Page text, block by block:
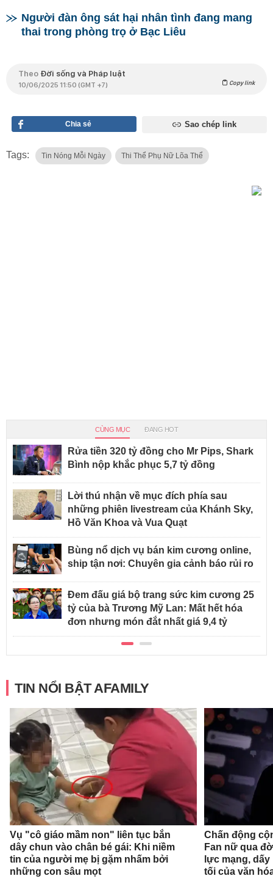
Người đàn ông sát hại nhân tình đang mang
thai trong phòng trọ ở Bạc Liêu
Theo Đời sống và Pháp luật
10/06/2025 11:50 (GMT +7) Copy link
Chia sẻ Sao chép link
Tags: Tin Nóng Mỗi Ngày Thi Thể Phụ Nữ Lõa Thể
CÙNG MỤC ĐANG HOT
Rửa tiền 320 tỷ đồng cho Mr Pips, Shark
Bình nộp khắc phục 5,7 tỷ đồng
Lời thú nhận về mục đích phía sau
những phiên livestream của Khánh Sky,
Hồ Văn Khoa và Vua Quạt
Bùng nổ dịch vụ bán kim cương online,
ship tận nơi: Chuyên gia cảnh báo rủi ro
Đem đấu giá bộ trang sức kim cương 25
tỷ của bà Trương Mỹ Lan: Mất hết hóa
đơn nhưng món đắt nhất giá 9,4 tỷ
TIN NỔI BẬT AFAMILY
Vụ "cô giáo mầm non" liên tục bắn
dây chun vào chân bé gái: Khi niềm
tin của người mẹ bị gặm nhấm bởi
những con sâu mọt
Chấn động
Fan nữ qua
lực mạng,
tối của văn